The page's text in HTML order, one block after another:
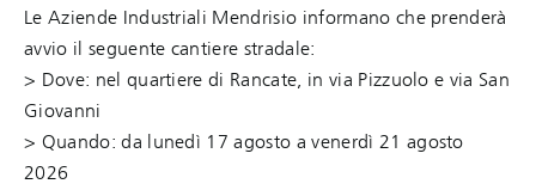
Le Aziende Industriali Mendrisio informano che prenderà
avvio il seguente cantiere stradale:
> Dove: nel quartiere di Rancate, in via Pizzuolo e via San
Giovanni
> Quando: da lunedì 17 agosto a venerdì 21 agosto
2026